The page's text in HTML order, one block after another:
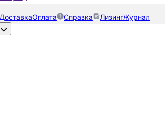
ДоставкаОплата Справка ЛизингЖурнал